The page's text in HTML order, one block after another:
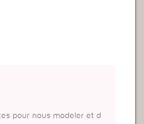
pour nous modeler et d